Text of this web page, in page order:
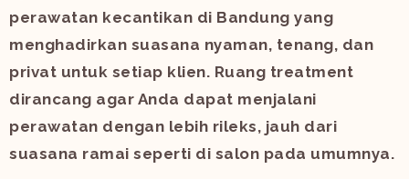
perawatan kecantikan di Bandung yang
menghadirkan suasana nyaman, tenang, dan
privat untuk setiap klien. Ruang treatment
dirancang agar Anda dapat menjalani
perawatan dengan lebih rileks, jauh dari
suasana ramai seperti di salon pada umumnya.